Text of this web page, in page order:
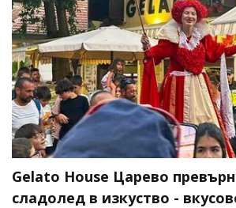
Gelato House Царево
сладолед в изкуство -